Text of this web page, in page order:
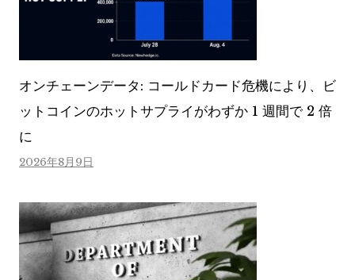
オンチェーンデータ: コールドカード危機により、ビ
ットコインのホットサプライがわずか 1 週間で 2 倍
に
2026年8月9日